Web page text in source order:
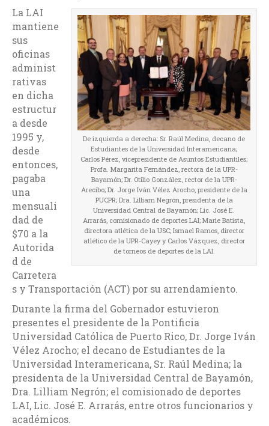
De izquierda a derecha: Sr. Raúl Medina, decano de
Estudiantes de la Universidad Interamericana;
Carlos Pérez, vicepresidente de Asuntos Estudiantiles;
Profa. Margarita Fernández, rectora de la UPR-
Bayamón; Dr. Otilio González, rector de la UPR-
Arecibo; Dr. Jorge Iván Vélez Arocho, presidente de la
PUCPR; Dra. Lilliam Negrón, presidenta de la
Universidad Central de Bayamón; Lic. José E.
Arrarás, comisionado de deportes LAI; Marie Batista,
directora atlética de la USC; Ismael Ramos, director
atlético de la UPR-Cayey y Carlos Vázquez, director
de torneos de deportes de la LAI.
La LAI
mantiene
sus
oficinas
administ
rativas
en dicha
estructur
a desde
1995 y,
desde
entonces,
pagaba
una
mensuali
dad de
$70 a la
Autorida
d de
Carretera
s y Transportación (ACT) por su arrendamiento.
Durante la firma del Gobernador estuvieron
presentes el presidente de la Pontificia
Universidad Católica de Puerto Rico, Dr. Jorge Iván
Vélez Arocho; el decano de Estudiantes de la
Universidad Interamericana, Sr. Raúl Medina; la
presidenta de la Universidad Central de Bayamón,
Dra. Lilliam Negrón; el comisionado de deportes
LAI, Lic. José E. Arrarás, entre otros funcionarios y
académicos.